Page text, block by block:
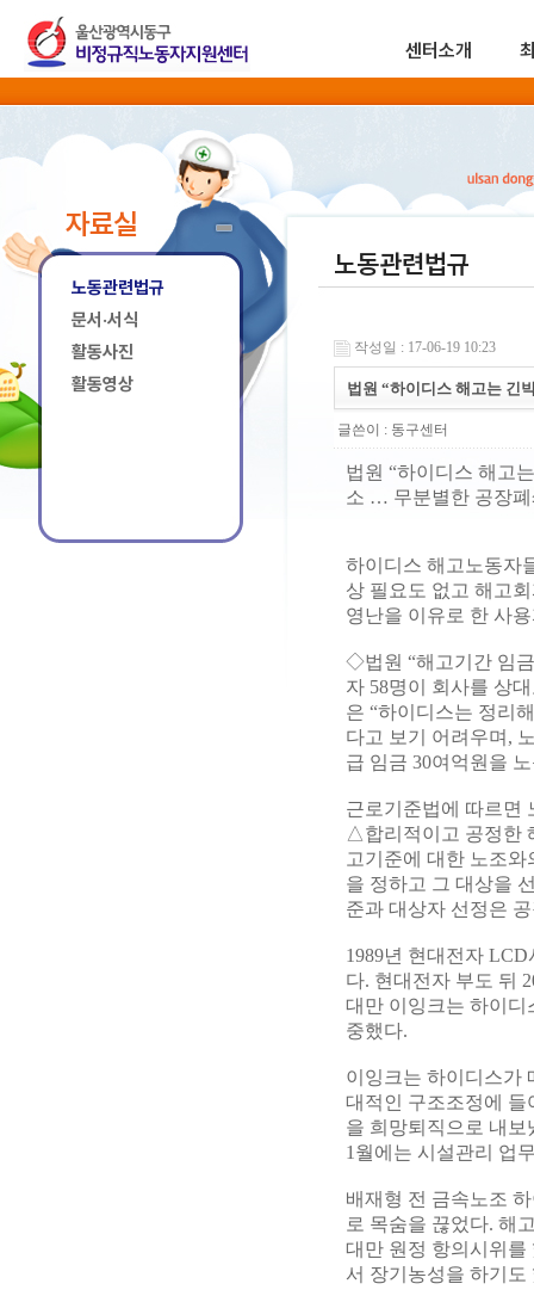
센터소개
자료실
노동관련법규
문서·서식
활동사진
활동영상
노동관련법규
작성일 : 17-06-19 10:23
법원 “하이디스 해고는 긴
글쓴이 : 동구센터
법원 “하이디스 해고
소 … 무분별한 공장
하이디스 해고노동자
상 필요도 없고 해고
영난을 이유로 한 사
◇법원 “해고기간 임
자 58명이 회사를 상
은 “하이디스는 정리
다고 보기 어려우며,
급 임금 30여억원을
근로기준법에 따르면
△합리적이고 공정한
고기준에 대한 노조
을 정하고 그 대상을
준과 대상자 선정은
1989년 현대전자
다. 현대전자 부도 뒤
대만 이잉크는 하이디
중했다.
이잉크는 하이디스가
대적인 구조조정에 들
을 희망퇴직으로 내보
1월에는 시설관리 업
배재형 전 금속노조
로 목숨을 끊었다. 해
대만 원정 항의시위를
서 장기농성을 하기도